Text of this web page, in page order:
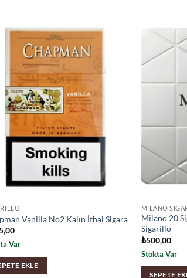
Vanilla No2 Kalın İthal Sigara
Var
EKLE
MILANO
Milano 20
Sigarillo
₺500,00
Stokta Var
SEPETE